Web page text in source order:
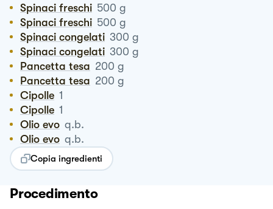
Spinaci freschi 500 g
Spinaci freschi 500 g
Spinaci congelati 300 g
Spinaci congelati 300 g
Pancetta tesa 200 g
Pancetta tesa 200 g
Cipolle 1
Cipolle 1
Olio evo q.b.
Olio evo q.b.
Copia ingredienti
Procedimento